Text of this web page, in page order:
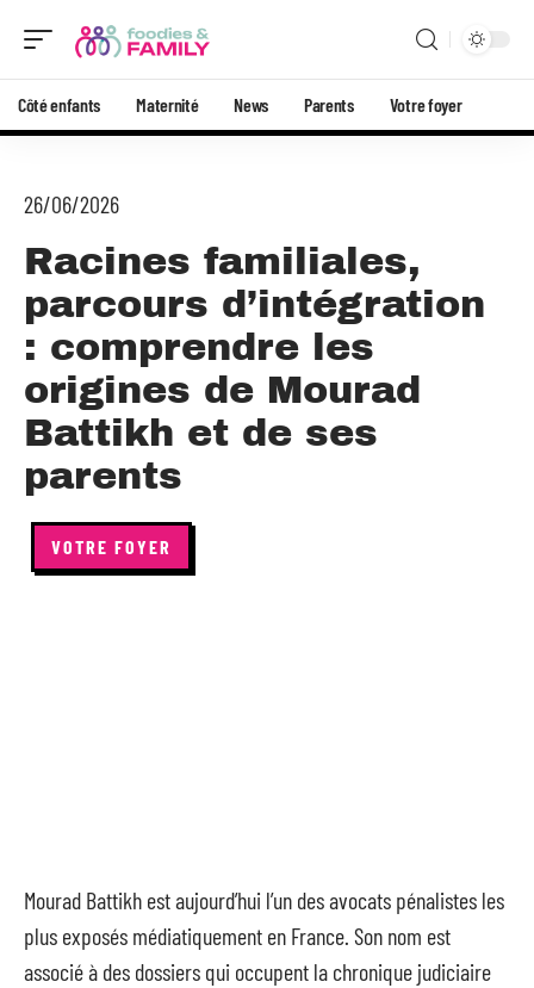
Côté enfants Maternité News Parents Votre foyer
26/06/2026
Racines familiales,
parcours d’intégration
: comprendre les
origines de Mourad
Battikh et de ses
parents
VOTRE FOYER
Mourad Battikh est aujourd’hui l’un des avocats pénalistes les
plus exposés médiatiquement en France. Son nom est
associé à des dossiers qui occupent la chronique judiciaire